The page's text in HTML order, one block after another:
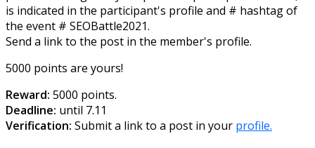
is indicated in the participant's profile and # hashtag of
the event # SEOBattle2021.
Send a link to the post in the member's profile.
5000 points are yours!
Reward: 5000 points.
Deadline: until 7.11
Verification: Submit a link to a post in your profile.